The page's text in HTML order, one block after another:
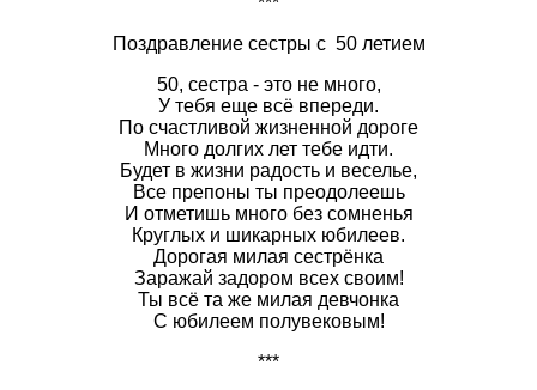
Поздравление сестры с 50 летием
50, сестра - это не много,
У тебя еще всё впереди.
По счастливой жизненной дороге
Много долгих лет тебе идти.
Будет в жизни радость и веселье,
Все препоны ты преодолеешь
И отметишь много без сомненья
Круглых и шикарных юбилеев.
Дорогая милая сестрёнка
Заражай задором всех своим!
Ты всё та же милая девчонка
С юбилеем полувековым!
***